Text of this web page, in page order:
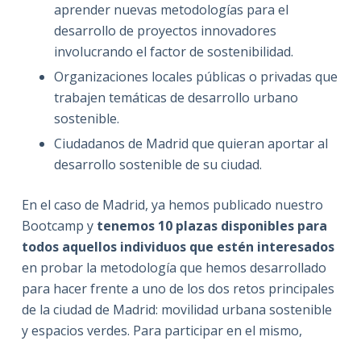
aprender nuevas metodologías para el
desarrollo de proyectos innovadores
involucrando el factor de sostenibilidad.
Organizaciones locales públicas o privadas que
trabajen temáticas de desarrollo urbano
sostenible.
Ciudadanos de Madrid que quieran aportar al
desarrollo sostenible de su ciudad.
En el caso de Madrid, ya hemos publicado nuestro
Bootcamp y tenemos 10 plazas disponibles para
todos aquellos individuos que estén interesados
en probar la metodología que hemos desarrollado
para hacer frente a uno de los dos retos principales
de la ciudad de Madrid: movilidad urbana sostenible
y espacios verdes. Para participar en el mismo,